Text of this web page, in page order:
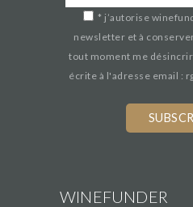
* j’autorise
newsletter et à
tout moment me
écrite à l'adresse email :
WINEFUNDER